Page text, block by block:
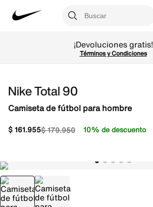
¡Devoluciones gratis!
Términos y Condiciones
Nike Total 90
Camiseta de fútbol para hombre
$179.950
$161.955 10% de descuento